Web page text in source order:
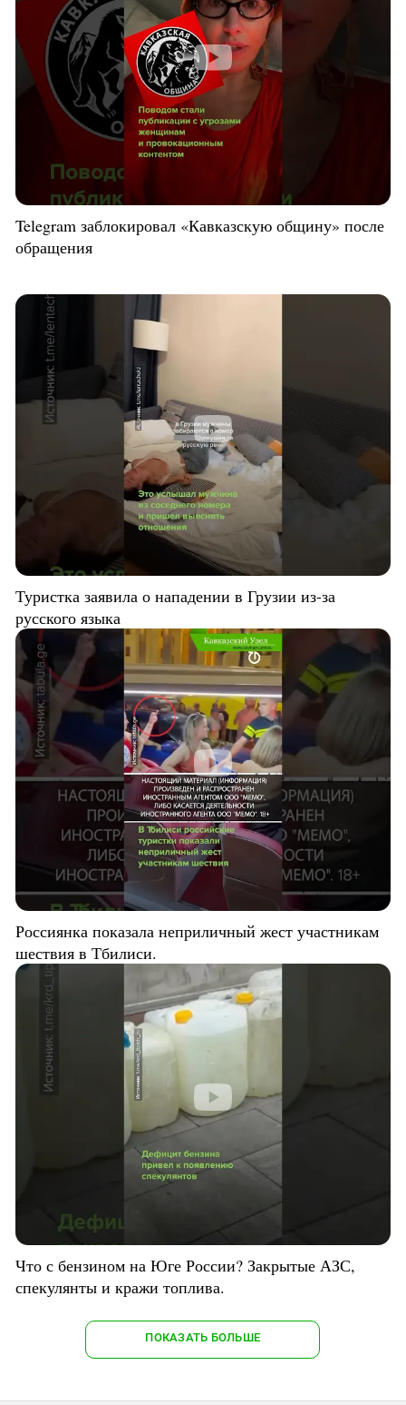
Telegram заблокировал «Кавказскую общину» после
обращения
Туристка заявила о нападении в Грузии из-за
русского языка
Россиянка показала неприличный жест участникам
шествия в Тбилиси.
Что с бензином на Юге России? Закрытые АЗС,
спекулянты и кражи топлива.
ПОКАЗАТЬ БОЛЬШЕ